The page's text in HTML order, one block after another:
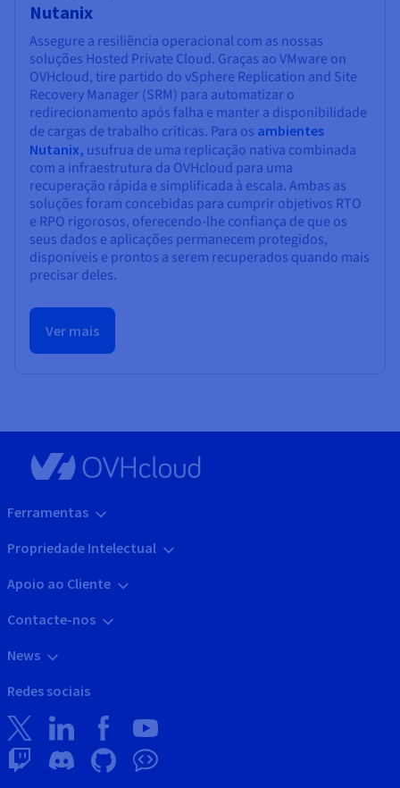
Nutanix
Assegure a resiliência operacional com as nossas
soluções Hosted Private Cloud. Graças ao VMware on
OVHcloud, tire partido do vSphere Replication and Site
Recovery Manager (SRM) para automatizar o
redirecionamento após falha e manter a disponibilidade
de cargas de trabalho críticas. Para os ambientes
Nutanix, usufrua de uma replicação nativa combinada
com a infraestrutura da OVHcloud para uma
recuperação rápida e simplificada à escala. Ambas as
soluções foram concebidas para cumprir objetivos RTO
e RPO rigorosos, oferecendo-lhe confiança de que os
seus dados e aplicações permanecem protegidos,
disponíveis e prontos a serem recuperados quando mais
precisar deles.
Ver mais
Ferramentas
Propriedade Intelectual
Apoio ao Cliente
Contacte-nos
News
Redes sociais